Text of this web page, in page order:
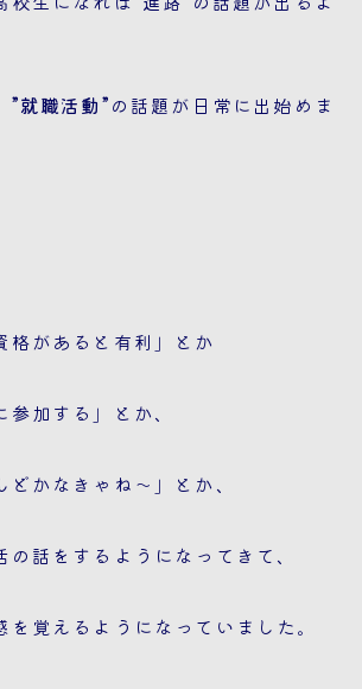
”就職活動”の話題が日常に出始めま
格があると有利」とか
参加する」とか、
どかなきゃね～」とか、
の話をするようになってきて、
覚えるようになっていました。